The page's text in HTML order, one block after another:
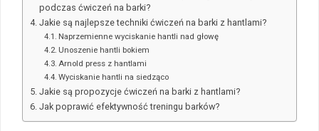
podczas ćwiczeń na barki?
Jakie są najlepsze techniki ćwiczeń na barki z hantlami?
Naprzemienne wyciskanie hantli nad głowę
Unoszenie hantli bokiem
Arnold press z hantlami
Wyciskanie hantli na siedząco
Jakie są propozycje ćwiczeń na barki z hantlami?
Jak poprawić efektywność treningu barków?